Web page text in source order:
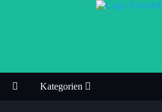
Kategorien